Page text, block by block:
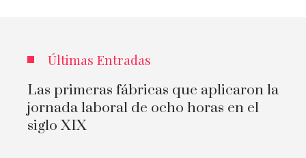
Últimas Entradas
Las primeras fábricas que aplicaron la
jornada laboral de ocho horas en el
siglo XIX